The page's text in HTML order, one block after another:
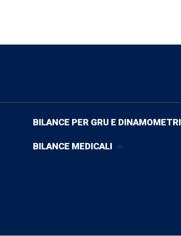
BILANCE PER GRU E DINAMOMETRI
BILANCE MEDICALI